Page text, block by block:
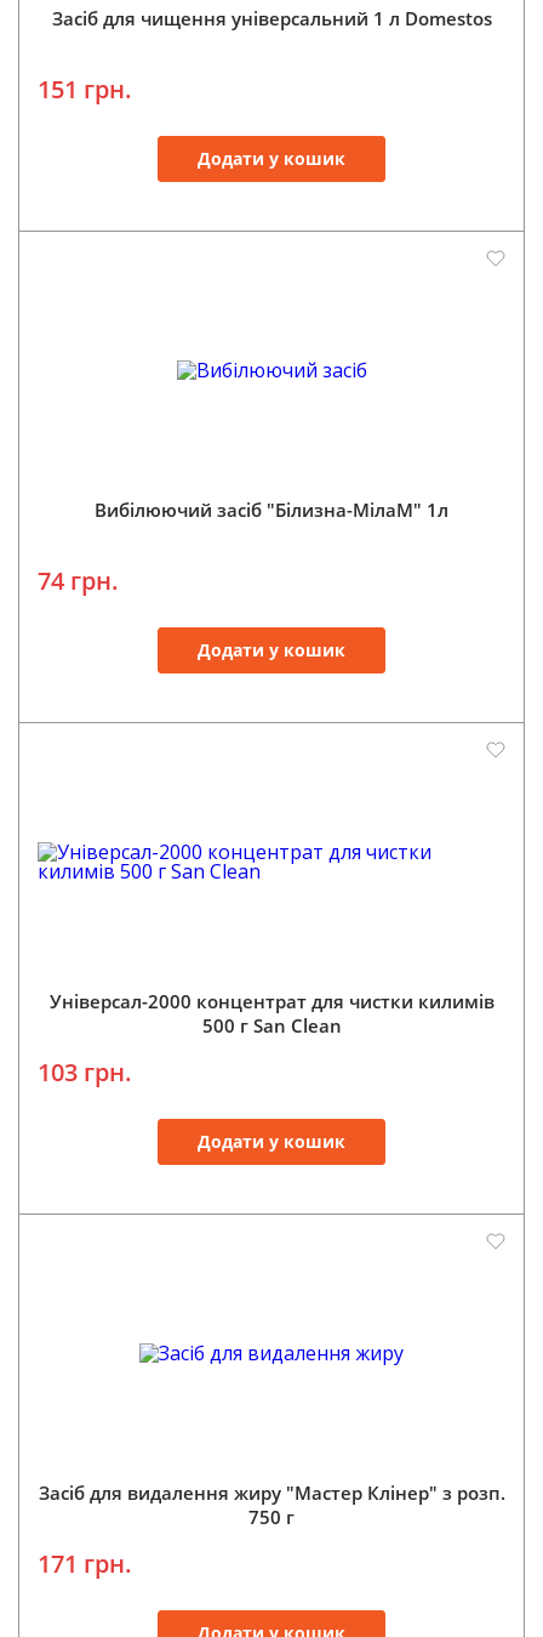
Засіб для чищення універсальний 1 л Domestos
151 грн.
Додати у кошик
Вибілюючий засіб "Білизна-МілаМ" 1л
74 грн.
Додати у кошик
Універсал-2000 концентрат для чистки килимів
500 г San Clean
103 грн.
Додати у кошик
Засіб для видалення жиру "Мастер Клінер" з розп.
750 г
171 грн.